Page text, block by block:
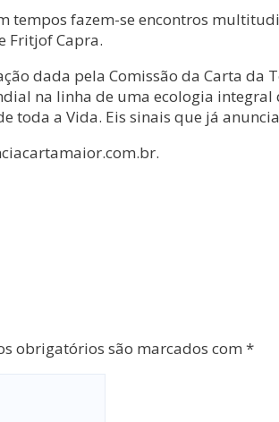
tempos fazem-se encontros
Fritjof Capra.
dada pela Comissão da Carta da
na linha de uma ecologia
toda a Vida. Eis sinais que já
obrigatórios são marcados com *